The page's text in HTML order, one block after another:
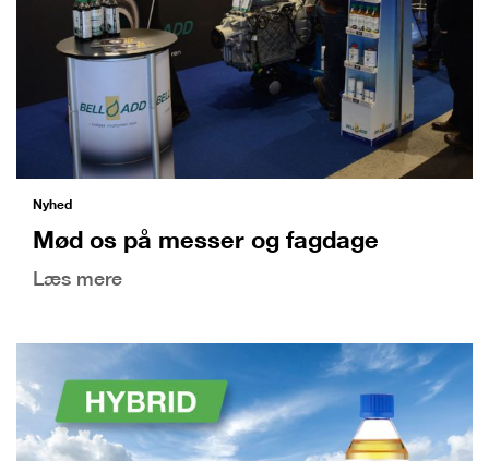
Nyhed
Mød os på messer og fagdage
Læs mere